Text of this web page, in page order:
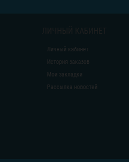
Личный кабинет
История заказов
Мои закладки
Рассылка новостей